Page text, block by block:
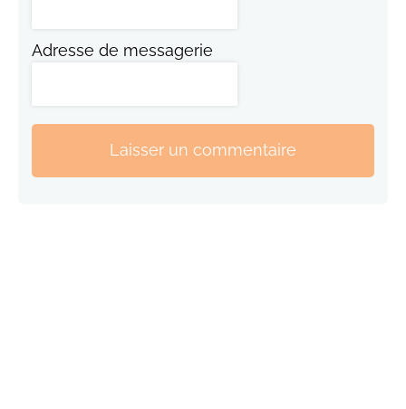
Adresse de messagerie
Laisser un commentaire